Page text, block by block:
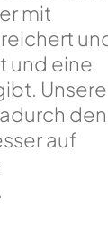
mit
und eine
Unsere
den
auf